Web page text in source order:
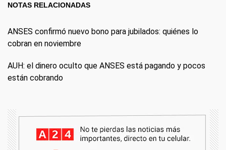
NOTAS RELACIONADAS
ANSES confirmó nuevo bono para jubilados: quiénes lo
cobran en noviembre
AUH: el dinero oculto que ANSES está pagando y pocos
están cobrando